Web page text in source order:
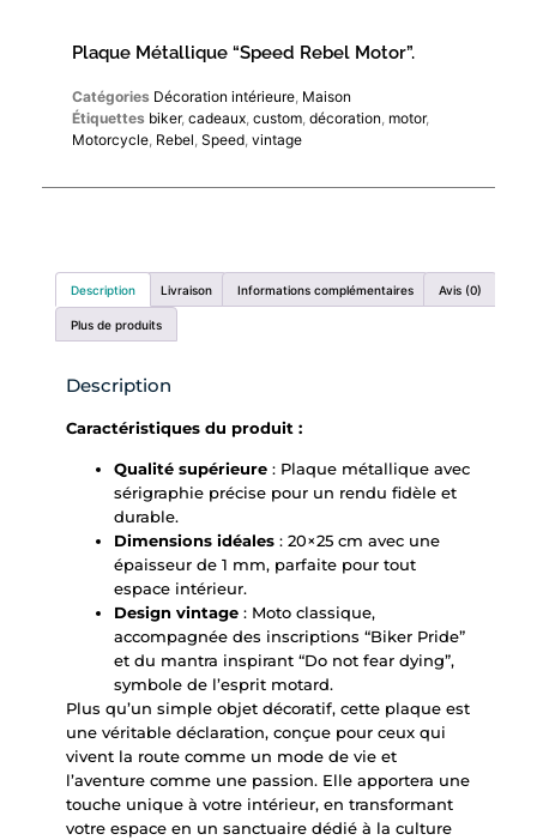
Plaque Métallique “Speed Rebel Motor”.
Catégories Décoration intérieure Maison
Étiquettes biker, cadeaux custom décoration motor,
Motorcycle Rebel Speed vintage
Description Livraison Informations complémentaires Avis (0)
Plus de produits
Description
Caractéristiques du produit :
Qualité supérieure : Plaque métallique avec
sérigraphie précise pour un rendu fidèle et
durable.
Dimensions idéales : 20×25 cm avec une
épaisseur de 1 mm, parfaite pour tout
espace intérieur.
Design vintage : Moto classique,
accompagnée des inscriptions “Biker Pride”
et du mantra inspirant “Do not fear dying”,
symbole de l’esprit motard.
Plus qu’un simple objet décoratif, cette plaque est
une véritable déclaration, conçue pour ceux qui
vivent la route comme un mode de vie et
l’aventure comme une passion. Elle apportera une
touche unique à votre intérieur, en transformant
votre espace en un sanctuaire dédié à la culture